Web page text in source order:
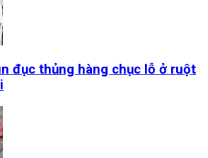
đục thủng hàng chục lỗ ở ruột